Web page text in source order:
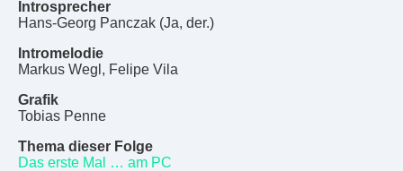
Introsprecher
Hans-Georg Panczak (Ja, der.)
Intromelodie
Markus Wegl, Felipe Vila
Grafik
Tobias Penne
Thema dieser Folge
Das erste Mal … am PC